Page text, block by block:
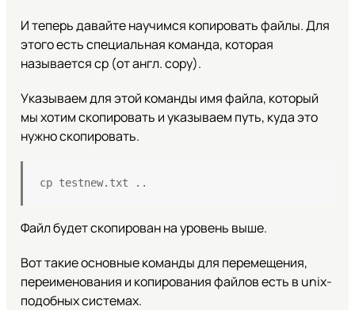
И теперь давайте научимся копировать файлы. Для
этого есть специальная команда, которая
называется cp (от англ. copy).
Указываем для этой команды имя файла, который
мы хотим скопировать и указываем путь, куда это
нужно скопировать.
cp testnew.txt ..
Файл будет скопирован на уровень выше.
Вот такие основные команды для перемещения,
переименования и копирования файлов есть в unix-
подобных системах.